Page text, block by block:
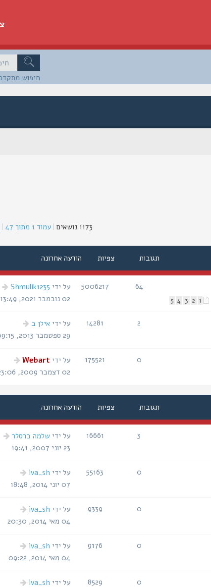
חיפוש
1173 נושאים עמוד 1 מתוך 47
תגובות צפיות הודעה אחרונה
1
2
3
4
5
64
5006217
הודעה
אחרונה
על ידי Shmulik1235
02 נובמבר 2021, 13:49
2
14281
הודעה
אחרונה
על ידיאילן ב
29 ספטמבר 2013, 09:15
0
175521
הודעה
אחרונה
על ידי Webart
02 דצמבר 2009, 23:06
תגובות צפיות הודעה אחרונה
3
16661
הודעה
אחרונה
על ידי שלמה ברסלר
23 יוני 2007, 19:41
0
55163
הודעה
אחרונה
על ידי iva_sh
07 יוני 2014, 18:48
0
9339
הודעה
אחרונה
על ידי iva_sh
04 מאי 2014, 20:30
0
9176
הודעה
אחרונה
על ידי iva_sh
04 מאי 2014, 09:22
0
8529
הודעה
על ידי iva_sh